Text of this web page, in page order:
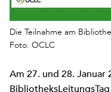
Die Teilnahme am
Foto: OCLC
Am 27. und 28.